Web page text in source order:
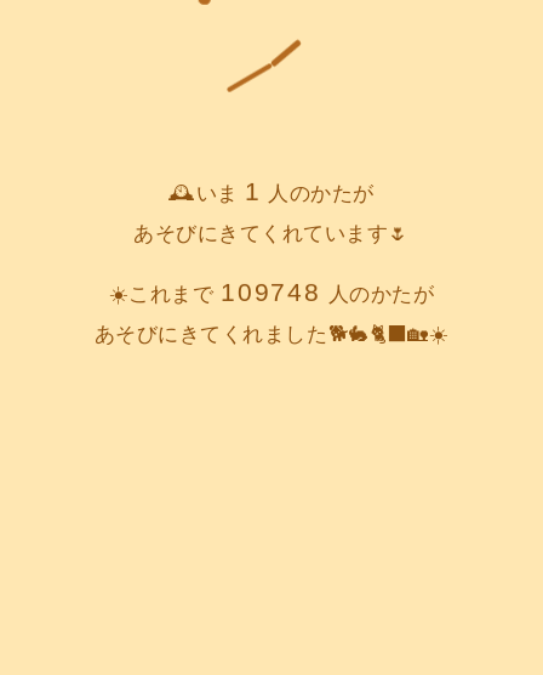
🕰️いま 1
人のかたが
あそびにきてくれています🌷
☀️これまで 109748
人のかたが
あそびにきてくれました🐕️🐇🐈‍⬛🏡☀️